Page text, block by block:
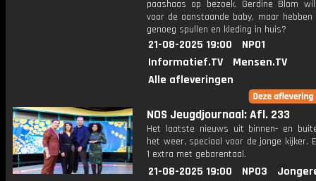
paashaas op bezoek. Gerdine Blom
voor de aanstaande baby, maar
genoeg spullen en kleding in huis?
21-08-2025 19:00
NPO1
Informatief.TV
Mensen.TV
Alle afleveringen
NOS Jeugdjournaal: Afl. 233
Het laatste nieuws uit binnen- en
het weer, speciaal voor de jonge kijker.
1 extra met gebarentaal.
21-08-2025 19:00 NPO3